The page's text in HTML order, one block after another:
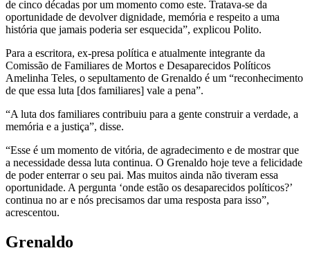
de cinco décadas por um momento como este. Tratava-se da
oportunidade de devolver dignidade, memória e respeito a uma
história que jamais poderia ser esquecida”, explicou Polito.
Para a escritora, ex-presa política e atualmente integrante da
Comissão de Familiares de Mortos e Desaparecidos Políticos
Amelinha Teles, o sepultamento de Grenaldo é um “reconhecimento
de que essa luta [dos familiares] vale a pena”.
“A luta dos familiares contribuiu para a gente construir a verdade, a
memória e a justiça”, disse.
“Esse é um momento de vitória, de agradecimento e de mostrar que
a necessidade dessa luta continua. O Grenaldo hoje teve a felicidade
de poder enterrar o seu pai. Mas muitos ainda não tiveram essa
oportunidade. A pergunta ‘onde estão os desaparecidos políticos?’
continua no ar e nós precisamos dar uma resposta para isso”,
acrescentou.
Grenaldo